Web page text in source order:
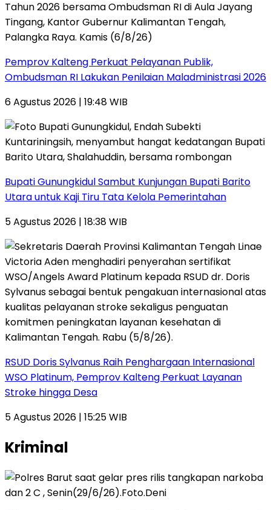
Pemprov Kalteng Perkuat Pelayanan Publik,
Ombudsman RI Lakukan Penilaian Maladministrasi 2026
6 Agustus 2026 | 19:48 WIB
Bupati Gunungkidul Sambut Kunjungan Bupati Barito
Utara untuk Kaji Tiru Tata Kelola Pemerintahan
5 Agustus 2026 | 18:38 WIB
RSUD Doris Sylvanus Raih Penghargaan Internasional
WSO Platinum, Pemprov Kalteng Perkuat Layanan
Stroke hingga Desa
5 Agustus 2026 | 15:25 WIB
Kriminal